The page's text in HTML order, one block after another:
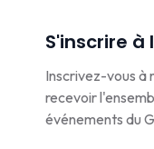
S'inscrire
Inscrivez-vous à
recevoir
événements du